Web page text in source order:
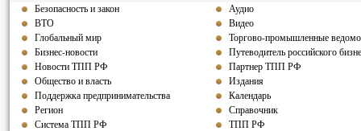
Безопасность и закон
ВТО
Глобальный мир
Бизнес-новости
Новости ТПП РФ
Общество и власть
Поддержка предпринимательства
Регион
Система ТПП РФ
Аудио
Видео
Торгово-промышленные
Путеводитель российского
Партнер ТПП РФ
Издания
Календарь
Справочник
ТПП РФ